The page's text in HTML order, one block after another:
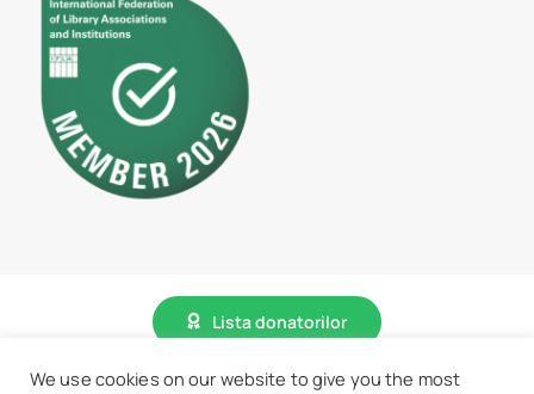
Lista donatorilor
We use cookies on our website to give you the most